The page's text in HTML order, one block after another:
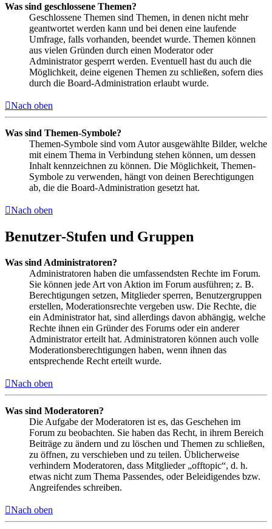
Was sind geschlossene Themen?
Geschlossene Themen sind Themen, in denen nicht mehr
geantwortet werden kann und bei denen eine laufende
Umfrage, falls vorhanden, beendet wurde. Themen können
aus vielen Gründen durch einen Moderator oder
Administrator gesperrt werden. Eventuell hast du auch die
Möglichkeit, deine eigenen Themen zu schließen, sofern dies
durch die Board-Administration erlaubt wurde.
Nach oben
Was sind Themen-Symbole?
Themen-Symbole sind vom Autor ausgewählte Bilder, welche
mit einem Thema in Verbindung stehen können, um dessen
Inhalt kennzeichnen zu können. Die Möglichkeit, Themen-
Symbole zu verwenden, hängt von deinen Berechtigungen
ab, die die Board-Administration gesetzt hat.
Nach oben
Benutzer-Stufen und Gruppen
Was sind Administratoren?
Administratoren haben die umfassendsten Rechte im Forum.
Sie können jede Art von Aktion im Forum ausführen; z. B.
Berechtigungen setzen, Mitglieder sperren, Benutzergruppen
erstellen, Moderationsrechte vergeben usw. Die Rechte, die
ein Administrator hat, sind allerdings davon abhängig, welche
Rechte ihnen ein Gründer des Forums oder ein anderer
Administrator erteilt hat. Administratoren können auch volle
Moderationsberechtigungen haben, wenn ihnen das
entsprechende Recht erteilt wurde.
Nach oben
Was sind Moderatoren?
Die Aufgabe der Moderatoren ist es, das Geschehen im
Forum zu beobachten. Sie haben das Recht, in ihrem Bereich
Beiträge zu ändern und zu löschen und Themen zu schließen,
zu öffnen, zu verschieben und zu teilen. Üblicherweise
verhindern Moderatoren, dass Mitglieder „offtopic“, d. h.
etwas nicht zum Thema Passendes, oder Beleidigendes bzw.
Angreifendes schreiben.
Nach oben